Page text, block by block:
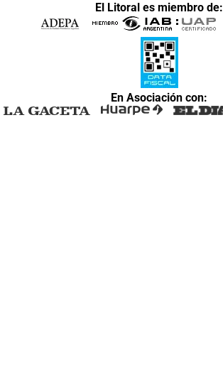
El Litoral es miembro de:
En Asociación con: